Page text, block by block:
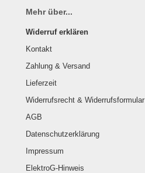
Mehr über...
Widerruf erklären
Kontakt
Zahlung & Versand
Lieferzeit
Widerrufsrecht & Widerrufsformular
AGB
Datenschutzerklärung
Impressum
ElektroG-Hinweis